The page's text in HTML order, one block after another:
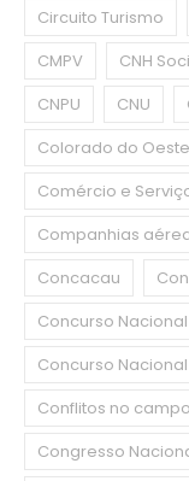
Circuito Turismo
CMPV
CNH
CNPU
CNU
Colorado do Oeste
Comércio e
Companhias
Concacau
Concurso
Concurso
Conflitos no campo
Congresso